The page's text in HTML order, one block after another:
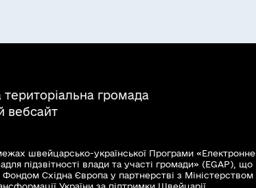
територіальна громада
вебсайт
швейцарсько-української Програми «Електронне
підзвітності влади та участі громади» (EGAP), що
Фондом Східна Європа у партнерстві з Міністерством
України за підтримки Швейцарії.